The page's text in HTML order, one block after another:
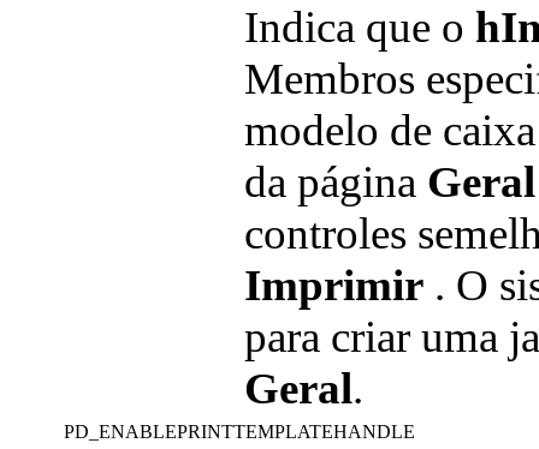
Indica que o
Membros
modelo de
da página Geral
controles
Imprimir . O
para criar uma
Geral.
PD_ENABLEPRINTTEMPLATEHANDLE